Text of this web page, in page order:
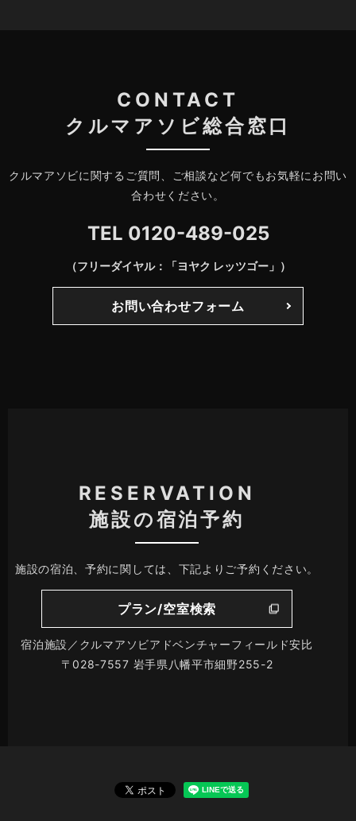
CONTACT
クルマアソビ総合窓口
クルマアソビに関するご質問、ご相談など何でもお気軽にお問い
合わせください。
TEL 0120-489-025
（フリーダイヤル：「ヨヤク レッツゴー」）
お問い合わせフォーム
RESERVATION
施設の宿泊予約
施設の宿泊、予約に関しては、下記よりご予約ください。
プラン/空室検索
宿泊施設／クルマアソビアドベンチャーフィールド安比
〒028-7557 岩手県八幡平市細野255-2